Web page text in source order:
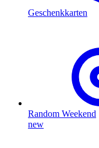
Geschenkkarten
Random Weekend
new